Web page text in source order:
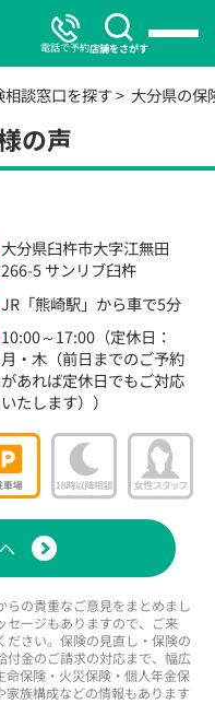
電話で予約店舗をさがす
相談窓口を探す 大分県の保
の声
大分県臼杵市大字江無田
266-5 サンリブ臼杵
JR「熊崎駅」から車で5分
10:00～17:00（定休日：
月・木（前日までのご予約
があれば定休日でもご対応
いたします））
らの貴重なご意見をまとめまし
セージもありますので、ご来
ださい。保険の見直し・保険の
付金のご請求の対応まで、幅広
命保険・火災保険・個人年金保
族構成などの情報もあります